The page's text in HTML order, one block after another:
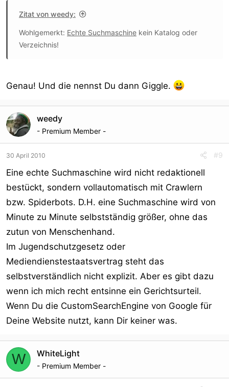
Zitat von weedy:
Wohlgemerkt: Echte Suchmaschine kein Katalog oder
Verzeichnis!
Genau! Und die nennst Du dann Giggle.
weedy
- Premium Member -
30 April 2010 #9
Eine echte Suchmaschine wird nicht redaktionell
bestückt, sondern vollautomatisch mit Crawlern
bzw. Spiderbots. D.H. eine Suchmaschine wird von
Minute zu Minute selbstständig größer, ohne das
zutun von Menschenhand.
Im Jugendschutzgesetz oder
Mediendienstestaatsvertrag steht das
selbstverständlich nicht explizit. Aber es gibt dazu
wenn ich mich recht entsinne ein Gerichtsurteil.
Wenn Du die CustomSearchEngine von Google für
Deine Website nutzt, kann Dir keiner was.
W WhiteLight
- Premium Member -